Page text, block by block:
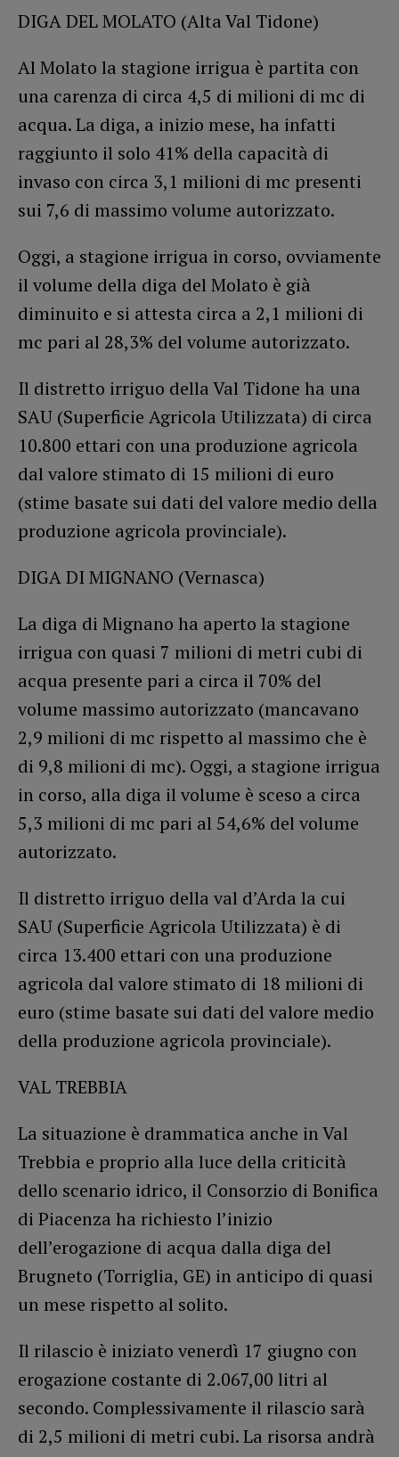
DIGA DEL MOLATO (Alta Val Tidone)
Al Molato la stagione irrigua è partita con
una carenza di circa 4,5 di milioni di mc di
acqua. La diga, a inizio mese, ha infatti
raggiunto il solo 41% della capacità di
invaso con circa 3,1 milioni di mc presenti
sui 7,6 di massimo volume autorizzato.
Oggi, a stagione irrigua in corso, ovviamente
il volume della diga del Molato è già
diminuito e si attesta circa a 2,1 milioni di
mc pari al 28,3% del volume autorizzato.
Il distretto irriguo della Val Tidone ha una
SAU (Superficie Agricola Utilizzata) di circa
10.800 ettari con una produzione agricola
dal valore stimato di 15 milioni di euro
(stime basate sui dati del valore medio della
produzione agricola provinciale).
DIGA DI MIGNANO (Vernasca)
La diga di Mignano ha aperto la stagione
irrigua con quasi 7 milioni di metri cubi di
acqua presente pari a circa il 70% del
volume massimo autorizzato (mancavano
2,9 milioni di mc rispetto al massimo che è
di 9,8 milioni di mc). Oggi, a stagione irrigua
in corso, alla diga il volume è sceso a circa
5,3 milioni di mc pari al 54,6% del volume
autorizzato.
Il distretto irriguo della val d’Arda la cui
SAU (Superficie Agricola Utilizzata) è di
circa 13.400 ettari con una produzione
agricola dal valore stimato di 18 milioni di
euro (stime basate sui dati del valore medio
della produzione agricola provinciale).
VAL TREBBIA
La situazione è drammatica anche in Val
Trebbia e proprio alla luce della criticità
dello scenario idrico, il Consorzio di Bonifica
di Piacenza ha richiesto l’inizio
dell’erogazione di acqua dalla diga del
Brugneto (Torriglia, GE) in anticipo di quasi
un mese rispetto al solito.
Il rilascio è iniziato venerdì 17 giugno con
erogazione costante di 2.067,00 litri al
secondo. Complessivamente il rilascio sarà
di 2,5 milioni di metri cubi. La risorsa andrà